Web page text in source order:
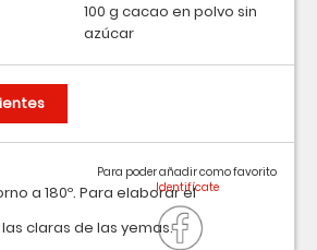
a 180º. Para elaborar el
claras de las yemas.
Para poder añadir como favorito
100 g cacao en polvo sin
azúcar